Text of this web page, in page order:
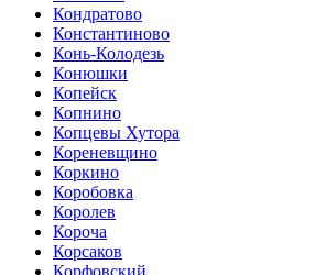
Кондратово
Константиново
Конь-Колодезь
Конюшки
Копейск
Копнино
Копцевы Хутора
Кореневщино
Коркино
Коробовка
Королев
Короча
Корсаков
Корфовский